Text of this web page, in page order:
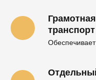
транспорт